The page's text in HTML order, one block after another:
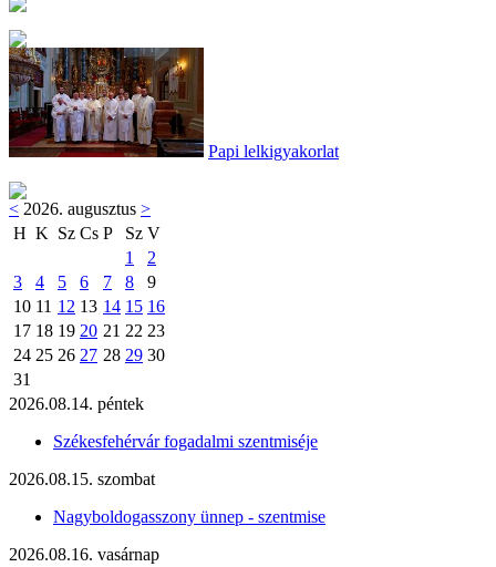
Papi lelkigyakorlat
< 2026. augusztus >
H K Sz Cs P Sz V
1
2
3
4 5 6 7 8
9
10 11 12 13 14 15 16
17 18 19 20 21 22 23
24 25 26 27 28 29 30
31
2026.08.14. péntek
Székesfehérvár fogadalmi szentmiséje
2026.08.15. szombat
Nagyboldogasszony ünnep - szentmise
2026.08.16. vasárnap